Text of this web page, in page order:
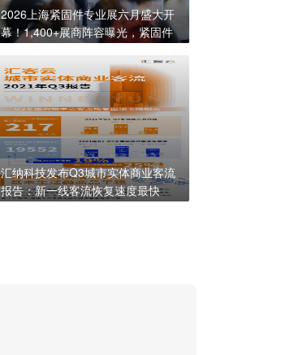
2026上海紧固件专业展六月盛大开
幕！1,400+展商阵容曝光，紧固件
汇纳科技发布Q3城市实体商业客流
报告：新一线客流恢复速度最快